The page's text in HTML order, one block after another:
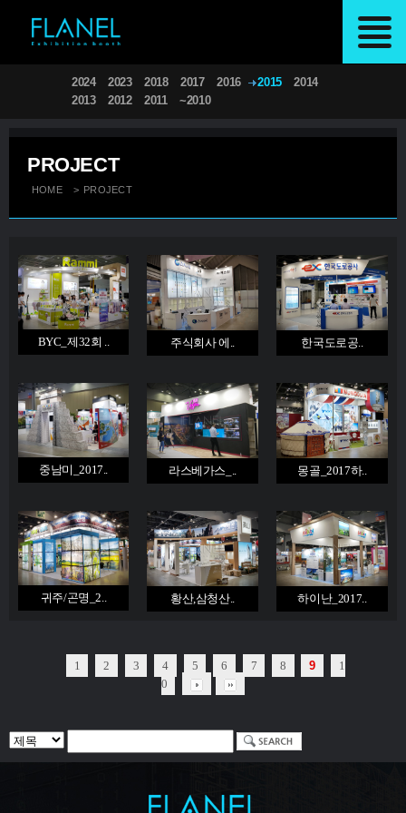
2024 2023 2018 2017 2016 2015
2014
2013
2012 2011 ~2010
PROJECT
HOME > PROJECT
BYC_제32회 .. 주식회사 에.. 한국도로공..
중남미_2017.. 라스베가스_.. 몽골_2017하..
귀주/곤명_2.. 황산,삼청산.. 하이난_2017..
1 2 3 4 5 6 7 8 9
1
0